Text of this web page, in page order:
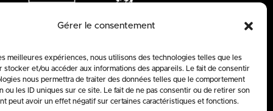
Gérer le consentement
meilleures expériences, nous utilisons des technologies telles que les
stocker et/ou accéder aux informations des appareils. Le fait de consentir
nous permettra de traiter des données telles que le comportement
ou les ID uniques sur ce site. Le fait de ne pas consentir ou de retirer son
peut avoir un effet négatif sur certaines caractéristiques et fonctions.